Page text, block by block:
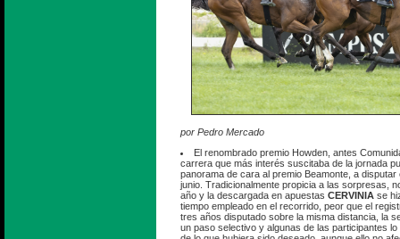
por Pedro Mercado
El renombrado premio Howden, antes
carrera que más interés suscitaba de la jornada
panorama de cara al premio Beamonte, a disputar
junio. Tradicionalmente propicia a las sorpresas,
año y la descargada en apuestas CERVINIA se
tiempo empleado en el recorrido, peor que el
tres años disputado sobre la misma distancia, la
un paso selectivo y algunas de las participantes